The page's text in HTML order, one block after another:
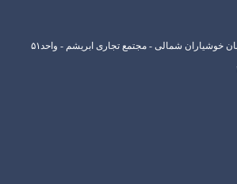
خوشیاران شمالی - مجتمع تجاری ابریشم - واحد۵۱